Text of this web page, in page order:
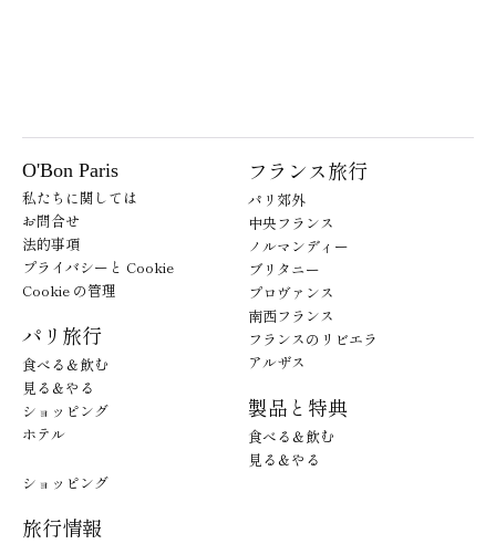
O'Bon Paris
私たちに関しては
お問合せ
法的事項
プライバシーと Cookie
Cookie の管理
パリ旅行
食べる＆飲む
見る＆やる
ショッピング
ホテル
フランス旅行
パリ郊外
中央フランス
ノルマンディー
ブリタニー
プロヴァンス
南西フランス
フランスのリビエラ
アルザス
製品と特典
食べる＆飲む
見る＆やる
ショッピング
旅行情報